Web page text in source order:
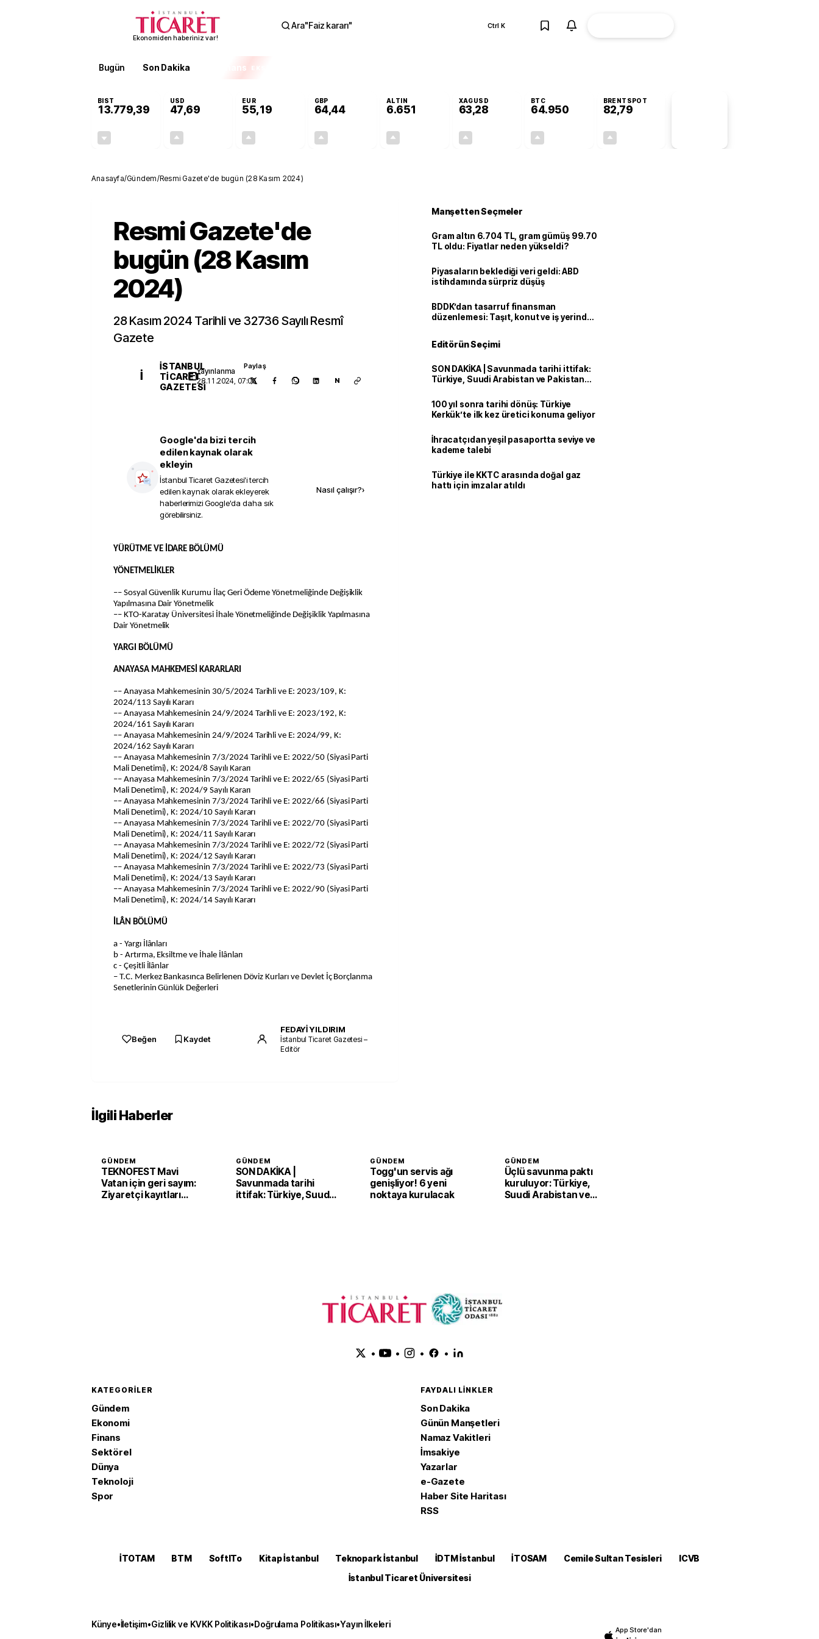
Ekonomiden haberiniz var!
Ara"Faiz kararı" Ctrl K
Bugün Son Dakika Finans EKSTRA
BIST
13.779,39
USD
47,69
EUR
55,19
GBP
64,44
ALTIN
6.651
XAGUSD
63,28
BTC
64.950
BRENTSPOT
82,79
Anasayfa/Gündem/Resmi Gazete'de bugün (28 Kasım 2024)
Resmi Gazete'de
bugün (28 Kasım
2024)
28 Kasım 2024 Tarihli ve 32736 Sayılı Resmî
Gazete
İ
İSTANBUL
TICARET
GAZETESI
Yayınlanma
28.11.2024, 07:06
Paylaş
N
Google'da bizi tercih
edilen kaynak olarak
ekleyin
İstanbul Ticaret Gazetesi'i tercih
edilen kaynak olarak ekleyerek
haberlerimizi Google'da daha sık
görebilirsiniz.
Nasıl çalışır?›
YÜRÜTME VE İDARE BÖLÜMÜ
YÖNETMELİKLER
–– Sosyal Güvenlik Kurumu İlaç Geri Ödeme Yönetmeliğinde Değişiklik
Yapılmasına Dair Yönetmelik
–– KTO-Karatay Üniversitesi İhale Yönetmeliğinde Değişiklik Yapılmasına
Dair Yönetmelik
YARGI BÖLÜMÜ
ANAYASA MAHKEMESİ KARARLARI
–– Anayasa Mahkemesinin 30/5/2024 Tarihli ve E: 2023/109, K:
2024/113 Sayılı Kararı
–– Anayasa Mahkemesinin 24/9/2024 Tarihli ve E: 2023/192, K:
2024/161 Sayılı Kararı
–– Anayasa Mahkemesinin 24/9/2024 Tarihli ve E: 2024/99, K:
2024/162 Sayılı Kararı
–– Anayasa Mahkemesinin 7/3/2024 Tarihli ve E: 2022/50 (Siyasi Parti
Mali Denetimi), K: 2024/8 Sayılı Kararı
–– Anayasa Mahkemesinin 7/3/2024 Tarihli ve E: 2022/65 (Siyasi Parti
Mali Denetimi), K: 2024/9 Sayılı Kararı
–– Anayasa Mahkemesinin 7/3/2024 Tarihli ve E: 2022/66 (Siyasi Parti
Mali Denetimi), K: 2024/10 Sayılı Kararı
–– Anayasa Mahkemesinin 7/3/2024 Tarihli ve E: 2022/70 (Siyasi Parti
Mali Denetimi), K: 2024/11 Sayılı Kararı
–– Anayasa Mahkemesinin 7/3/2024 Tarihli ve E: 2022/72 (Siyasi Parti
Mali Denetimi), K: 2024/12 Sayılı Kararı
–– Anayasa Mahkemesinin 7/3/2024 Tarihli ve E: 2022/73 (Siyasi Parti
Mali Denetimi), K: 2024/13 Sayılı Kararı
–– Anayasa Mahkemesinin 7/3/2024 Tarihli ve E: 2022/90 (Siyasi Parti
Mali Denetimi), K: 2024/14 Sayılı Kararı
İLÂN BÖLÜMÜ
a - Yargı İlânları
b - Artırma, Eksiltme ve İhale İlânları
c - Çeşitli İlânlar
– T.C. Merkez Bankasınca Belirlenen Döviz Kurları ve Devlet İç Borçlanma
Senetlerinin Günlük Değerleri
Beğen Kaydet
FEDAYİ YILDIRIM
İstanbul Ticaret Gazetesi –
Editör
Manşetten Seçmeler
Gram altın 6.704 TL, gram gümüş 99.70
TL oldu: Fiyatlar neden yükseldi?
Piyasaların beklediği veri geldi: ABD
istihdamında sürpriz düşüş
BDDK’dan tasarruf finansman
düzenlemesi: Taşıt, konut ve iş yerinde
Editörün Seçimi
SON DAKİKA | Savunmada tarihi ittifak:
Türkiye, Suudi Arabistan ve Pakistan
100 yıl sonra tarihi dönüş: Türkiye
Kerkük’te ilk kez üretici konuma geliyor
İhracatçıdan yeşil pasaportta seviye ve
kademe talebi
Türkiye ile KKTC arasında doğal gaz
hattı için imzalar atıldı
İlgili Haberler
GÜNDEM
TEKNOFEST Mavi
Vatan için geri sayım:
Ziyaretçi kayıtları
GÜNDEM
SON DAKİKA |
Savunmada tarihi
ittifak: Türkiye, Suudi
GÜNDEM
Togg'un servis ağı
genişliyor! 6 yeni
noktaya kurulacak
GÜNDEM
Üçlü savunma paktı
kuruluyor: Türkiye,
Suudi Arabistan ve
• • • •
KATEGORILER
Gündem
Ekonomi
Finans
Sektörel
Dünya
Teknoloji
Spor
FAYDALI LINKLER
Son Dakika
Günün Manşetleri
Namaz Vakitleri
İmsakiye
Yazarlar
e-Gazete
Haber Site Haritası
RSS
İTOTAM BTM SoftITo Kitap İstanbul Teknopark İstanbul İDTM İstanbul İTOSAM Cemile Sultan Tesisleri
ICVB
İstanbul Ticaret Üniversitesi
Künye•İletişim•Gizlilik ve KVKK Politikası•Doğrulama Politikası•Yayın İlkeleri
App Store'dan